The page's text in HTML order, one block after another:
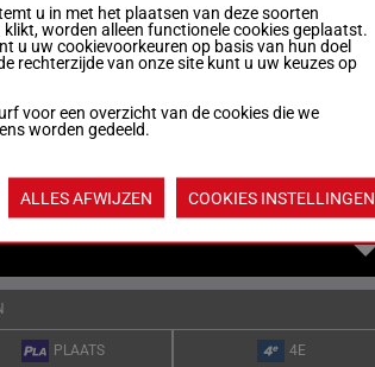
0p 4
Quoteringen verversen
PLAATS 4E
u in met het plaatsen van deze soorten
worden alleen functionele cookies geplaatst.
u uw cookievoorkeuren op basis van hun doel
rechterzijde van onze site kunt u uw keuzes op
voor een overzicht van de cookies die we
worden gedeeld.
ALLES AFWIJZEN COOKIES INSTELLINGEN